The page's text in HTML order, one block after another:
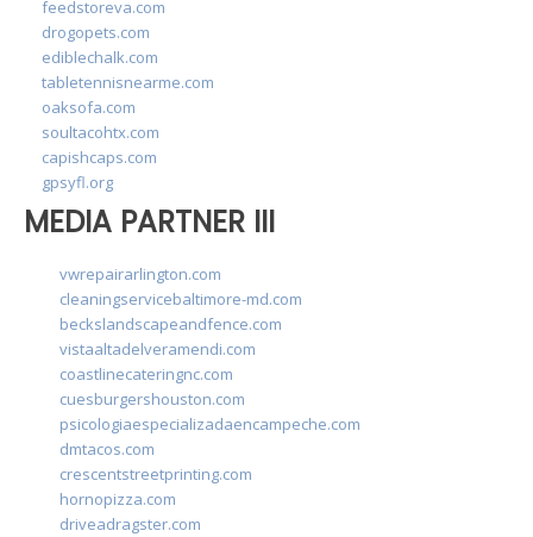
feedstoreva.com
drogopets.com
ediblechalk.com
tabletennisnearme.com
oaksofa.com
soultacohtx.com
capishcaps.com
gpsyfl.org
MEDIA PARTNER III
vwrepairarlington.com
cleaningservicebaltimore-md.com
beckslandscapeandfence.com
vistaaltadelveramendi.com
coastlinecateringnc.com
cuesburgershouston.com
psicologiaespecializadaencampeche.com
dmtacos.com
crescentstreetprinting.com
hornopizza.com
driveadragster.com